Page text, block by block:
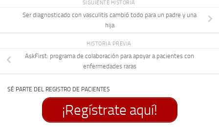
SIGUIENTE HISTORIA
Ser diagnosticado con vasculitis cambió todo para un padre y una
hija
HISTORIA PREVIA
AskFirst: programa de colaboración para apoyar a pacientes con
enfermedades raras
SÉ PARTE DEL REGISTRO DE PACIENTES
¡Regístrate aquí!